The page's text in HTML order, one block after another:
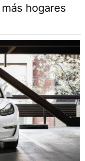
hogares